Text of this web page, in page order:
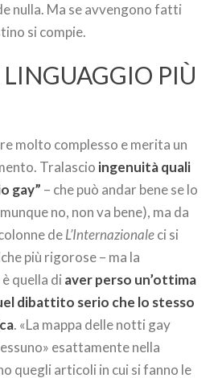
nulla. Ma se avvengono fatti
si compie.
PIÙ
molto complesso e merita un
Tralascio ingenuità quali
gay” – che può andar bene se lo
no, non va bene), ma da
deL’Internazionaleci si
più rigorose – ma la
quella di aver perso un’ottima
dibattito serio che lo stesso
. «La mappa delle notti gay
esattamente nella
quegli articoli in cui si fanno le